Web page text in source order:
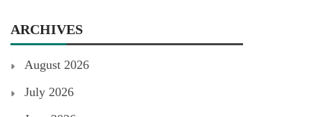
ARCHIVES
August 2026
July 2026